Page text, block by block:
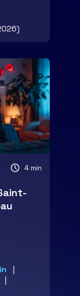
4 min